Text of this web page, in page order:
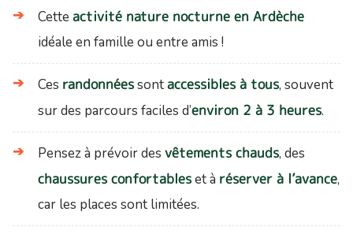
Cette activité nature nocturne en Ardèche
idéale en famille ou entre amis !
Ces randonnéessont accessibles à tous, souvent
sur des parcours faciles d’environ 2 à 3 heures.
Pensez à prévoir des vêtements chauds, des
chaussures confortableset à réserver à l’avance,
car les places sont limitées.